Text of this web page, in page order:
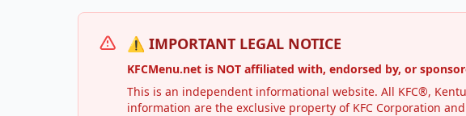
⚠️ IMPORTANT LEGAL NOTICE
KFCMenu.net is NOT affiliated with, endorsed by, or
This is an independent informational website. All KFC®,
information are the exclusive property of KFC Corporation